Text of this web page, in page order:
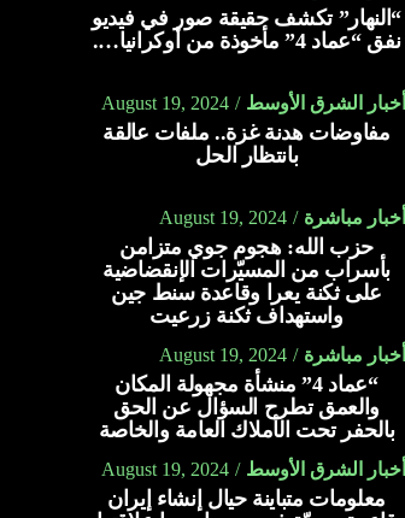
“النهار” تكشف حقيقة صور في فيديو
نفق “عماد 4” مأخوذة من أوكرانيا….
أخبار الشرق الأوسط August 19, 2024
مفاوضات هدنة غزة.. ملفات عالقة
بانتظار الحل
أخبار مباشرة August 19, 2024
حزب الله: هجوم جوي متزامن
بأسراب من المسيّرات الإنقضاضية
على ثكنة يعرا وقاعدة سنط جين
واستهداف ثكنة زرعيت
أخبار مباشرة August 19, 2024
“عماد 4” منشأة مجهولة المكان
والعمق تطرح السؤال عن الحق
بالحفر تحت الأملاك العامة والخاصة
أخبار الشرق الأوسط August 19, 2024
معلومات متباينة حيال إنشاء إيران